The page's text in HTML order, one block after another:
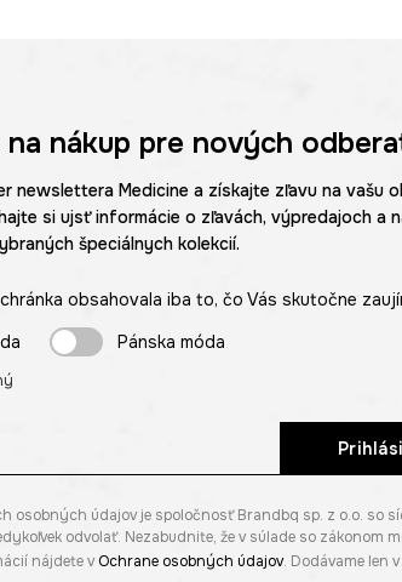
nákup pre nových
newslettera Medicine a získajte zľavu na vašu
si ujsť informácie o zľavách, výpredajoch a
špeciálnych kolekcií.
obsahovala iba to, čo Vás skutočne
Pánska móda
osobných údajov je spoločnosť Brandbq sp. z o.o. so
odvolať. Nezabudnite, že v súlade so zákonom
nájdete v Ochrane osobných údajov. Dodávame len